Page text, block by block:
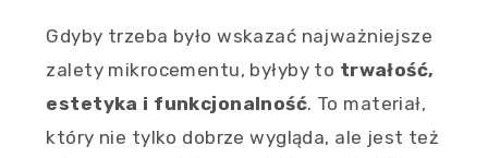
Gdyby trzeba było wskazać najważniejsze
zalety mikrocementu, byłyby to trwałość,
estetyka i funkcjonalność. To materiał,
który nie tylko dobrze wygląda, ale jest też